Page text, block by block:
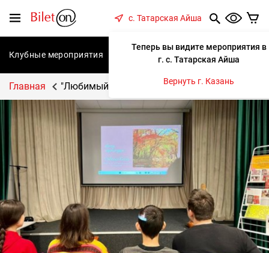
Меню
с. Татарская Айша
Теперь вы видите мероприятия в
г. с. Татарская Айша
Вернуть г. Казань
Клубные мероприятия Концерты Спектакли
Главная "Любимый сердцу уголок"